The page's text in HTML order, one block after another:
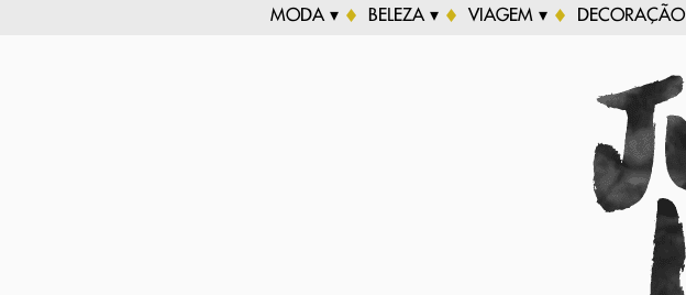
MODA ▾ BELEZA ▾ VIAGEM ▾ DECORAÇÃO